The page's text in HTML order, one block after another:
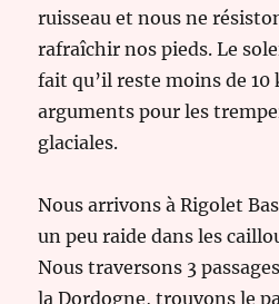
ruisseau et nous ne
rafraîchir nos pieds. Le
fait qu’il reste moins de
arguments pour les
glaciales.
Nous arrivons à Rigolet
un peu raide dans les
Nous traversons 3
la Dordogne, trouvons le